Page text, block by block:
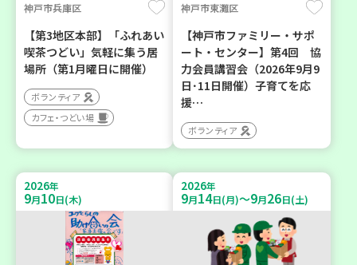
神戸市兵庫区
【第3地区本部】「ふれあい
喫茶つどい」気軽に集う居
場所（第1月曜日に開催）
ボランティア
カフェ・つどい場
神戸市東灘区
【神戸市ファミリー・サポ
ート・センター】第4回 協
力会員講習会（2026年9月9
日･11日開催）子育てを応
援…
ボランティア
2026年
9月10日(木)
2026年
9月14日(月)～9月26日(土)